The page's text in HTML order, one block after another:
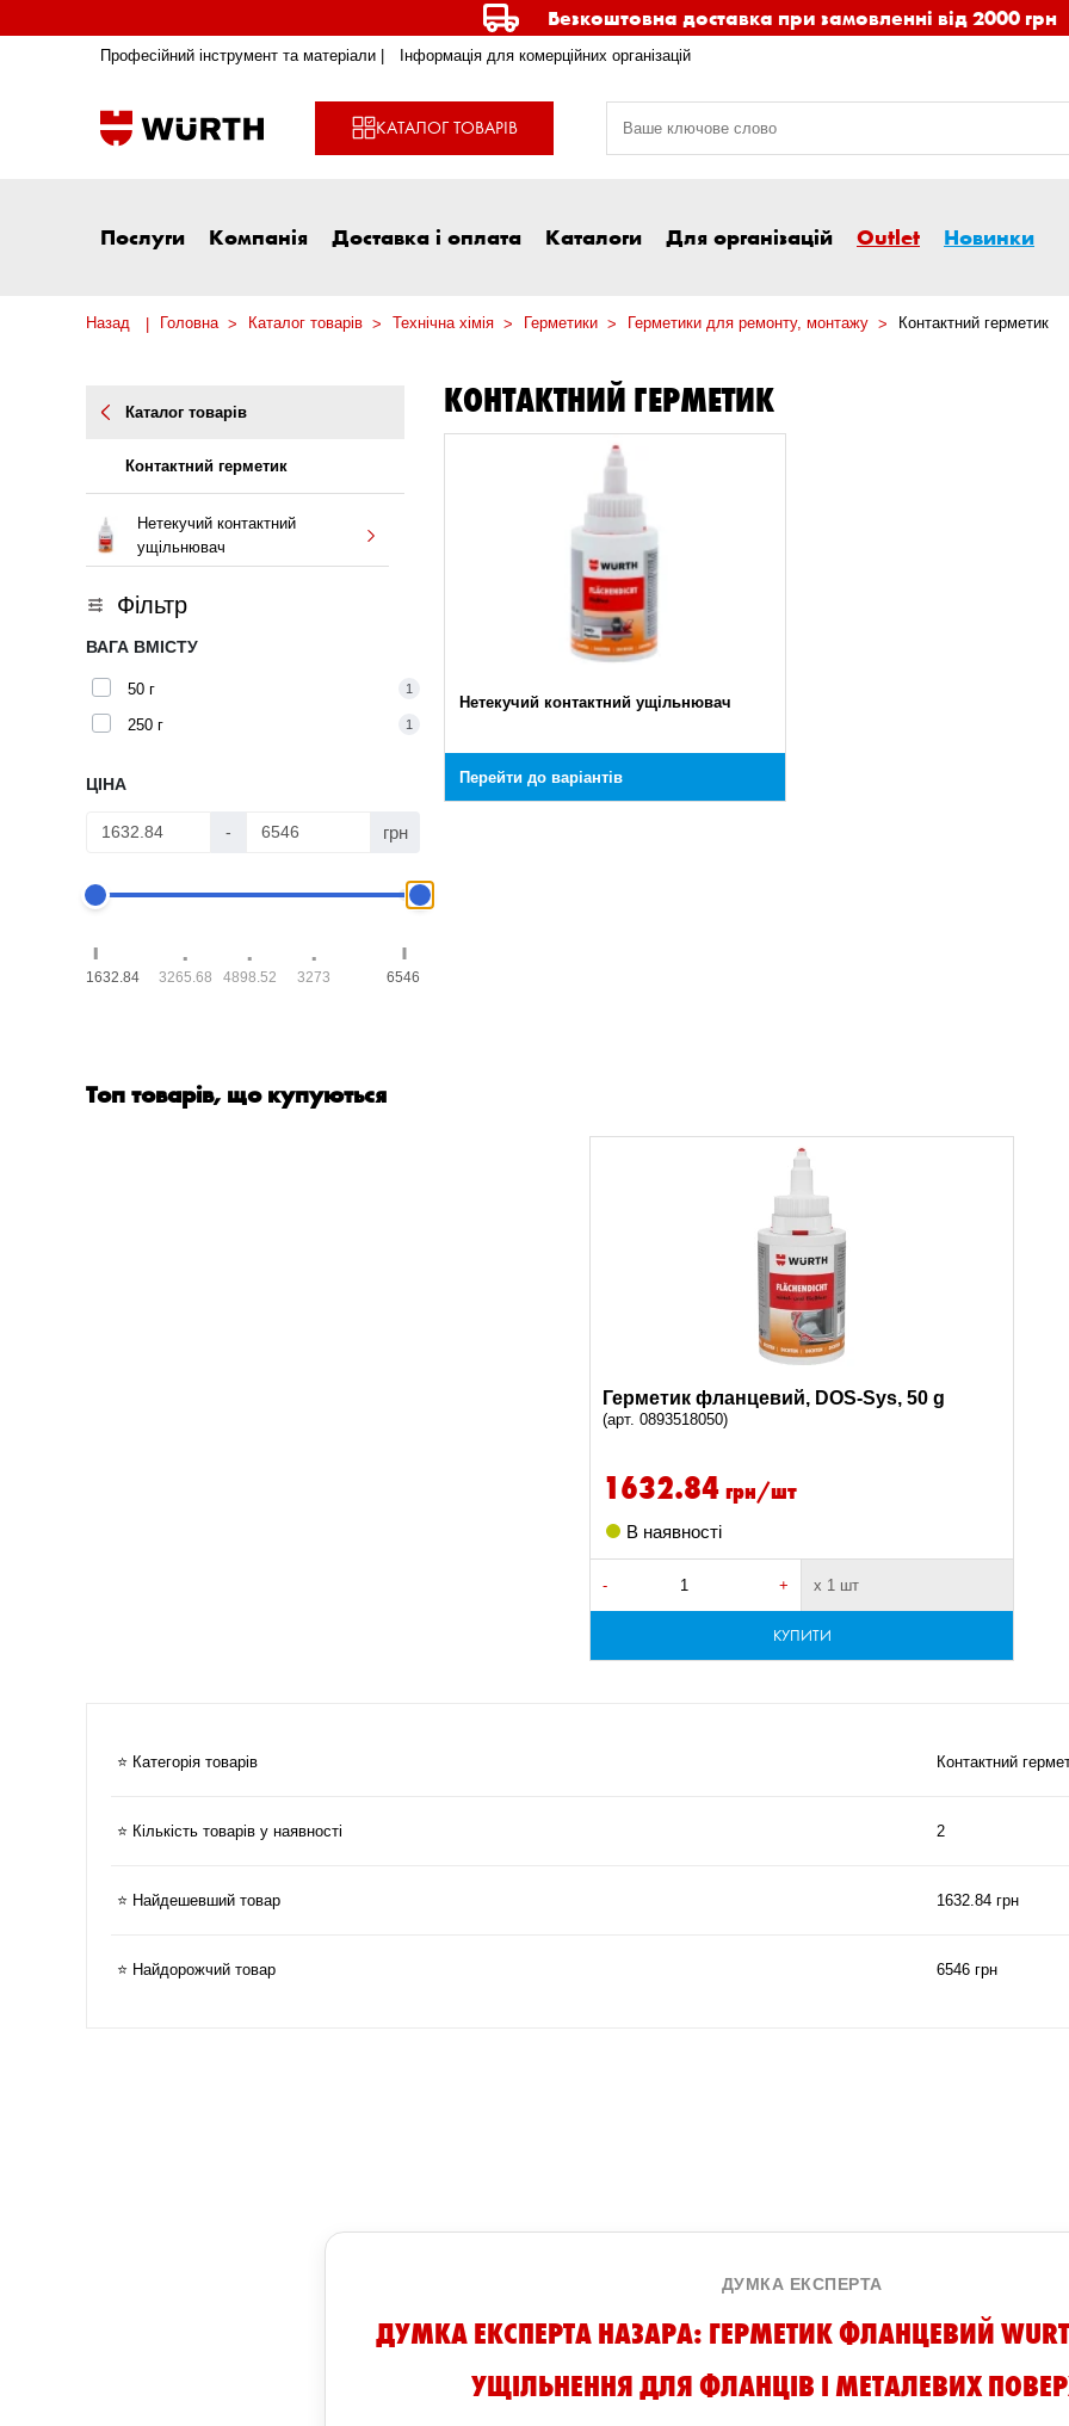
Безкоштовна доставка при замовленні від 2000 грн
Професійний інструмент та матеріали | Інформація для комерційних організацій
КАТАЛОГ ТОВАРІВ
Послуги Компанія Доставка і оплата Каталоги Для організацій Outlet Новинки
Назад Головна Каталог товарів Технічна хімія Герметики Герметики для ремонту, монтажу Контактний герметик
Каталог товарів
Контактний герметик
Нетекучий контактний
ущільнювач
Фільтр
ВАГА ВМІСТУ
50 г 1
250 г 1
ЦІНА
- грн
1632.84 3265.68 4898.52 3273 6546
КОНТАКТНИЙ ГЕРМЕТИК
Нетекучий контактний ущільнювач
Перейти до варіантів
Топ товарів, що купуються
Герметик фланцевий, DOS-Sys, 50 g
(арт. 0893518050)
1632.84 грн/шт
В наявності
- + х 1 шт
КУПИТИ
⭐ Категорія товарів Контактний
⭐ Кількість товарів у наявності 2
⭐ Найдешевший товар 1632.84 грн
⭐ Найдорожчий товар 6546 грн
ДУМКА ЕКСПЕРТА
ДУМКА ЕКСПЕРТА НАЗАРА: ГЕРМЕТИК ФЛАНЦЕВИЙ
УЩІЛЬНЕННЯ ДЛЯ ФЛАНЦІВ І МЕТАЛЕВИХ